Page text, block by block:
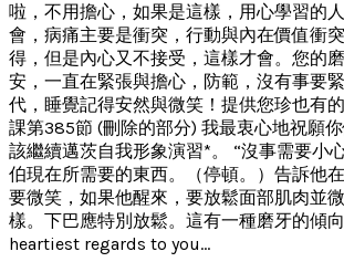
啦，不用擔心，如果是這樣，用心學習的
會，病痛主要是衝突，行動與內在價值衝
得，但是內心又不接受，這樣才會。您的
安，一直在緊張與擔心，防範，沒有事要
代，睡覺記得安然與微笑！提供您珍也有
課第385節 (刪除的部分) 我最衷心地祝願
該繼續邁茨自我形象演習*。 “沒事需要小
伯現在所需要的東西。（停頓。）告訴他
要微笑，如果他醒來，要放鬆面部肌肉並
樣。下巴應特別放鬆。這有一種磨牙的傾
heartiest regards to you...